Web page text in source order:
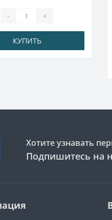
- +
КУПИТЬ
Хотите узнавать
Подпишитесь на